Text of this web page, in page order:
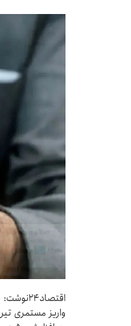
واریز مستمری